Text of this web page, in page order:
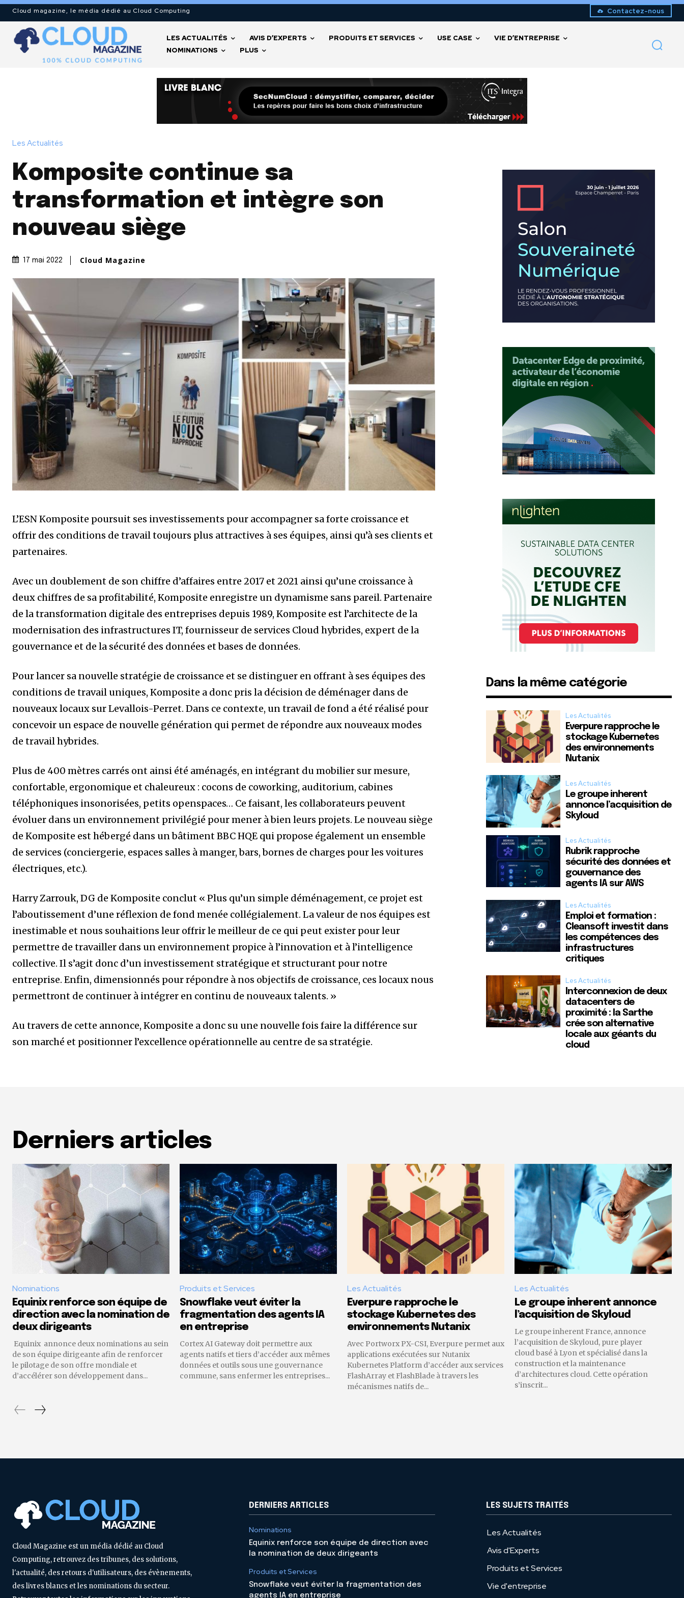
Cloud magazine, le média dédié au Cloud Computing Contactez-nous
LES ACTUALITÉS AVIS D’EXPERTS PRODUITS ET SERVICES USE CASE
VIE D’ENTREPRISE
NOMINATIONS
PLUS
Les Actualités
Komposite continue sa
transformation et intègre son
nouveau siège
17 mai 2022 Cloud Magazine
L’ESN Komposite poursuit ses investissements pour accompagner sa forte croissance et
offrir des conditions de travail toujours plus attractives à ses équipes, ainsi qu’à ses clients et
partenaires.
Avec un doublement de son chiffre d’affaires entre 2017 et 2021 ainsi qu’une croissance à
deux chiffres de sa profitabilité, Komposite enregistre un dynamisme sans pareil. Partenaire
de la transformation digitale des entreprises depuis 1989, Komposite est l’architecte de la
modernisation des infrastructures IT, fournisseur de services Cloud hybrides, expert de la
gouvernance et de la sécurité des données et bases de données.
Pour lancer sa nouvelle stratégie de croissance et se distinguer en offrant à ses équipes des
conditions de travail uniques, Komposite a donc pris la décision de déménager dans de
nouveaux locaux sur Levallois-Perret. Dans ce contexte, un travail de fond a été réalisé pour
concevoir un espace de nouvelle génération qui permet de répondre aux nouveaux modes
de travail hybrides.
Plus de 400 mètres carrés ont ainsi été aménagés, en intégrant du mobilier sur mesure,
confortable, ergonomique et chaleureux : cocons de coworking, auditorium, cabines
téléphoniques insonorisées, petits openspaces… Ce faisant, les collaborateurs peuvent
évoluer dans un environnement privilégié pour mener à bien leurs projets. Le nouveau siège
de Komposite est hébergé dans un bâtiment BBC HQE qui propose également un ensemble
de services (conciergerie, espaces salles à manger, bars, bornes de charges pour les voitures
électriques, etc.).
Harry Zarrouk, DG de Komposite conclut « Plus qu’un simple déménagement, ce projet est
l’aboutissement d’une réflexion de fond menée collégialement. La valeur de nos équipes est
inestimable et nous souhaitions leur offrir le meilleur de ce qui peut exister pour leur
permettre de travailler dans un environnement propice à l’innovation et à l’intelligence
collective. Il s’agit donc d’un investissement stratégique et structurant pour notre
entreprise. Enfin, dimensionnés pour répondre à nos objectifs de croissance, ces locaux nous
permettront de continuer à intégrer en continu de nouveaux talents. »
Au travers de cette annonce, Komposite a donc su une nouvelle fois faire la différence sur
son marché et positionner l’excellence opérationnelle au centre de sa stratégie.
Dans la même catégorie
Les Actualités
Everpure rapproche le
stockage Kubernetes
des environnements
Nutanix
Les Actualités
Le groupe inherent
annonce l’acquisition de
Skyloud
Les Actualités
Rubrik rapproche
sécurité des données et
gouvernance des
agents IA sur AWS
Les Actualités
Emploi et formation :
Cleansoft investit dans
les compétences des
infrastructures
critiques
Les Actualités
Interconnexion de deux
datacenters de
proximité : la Sarthe
crée son alternative
locale aux géants du
cloud
Derniers articles
Nominations
Equinix renforce son équipe de
direction avec la nomination de
deux dirigeants
Equinix annonce deux nominations au sein
de son équipe dirigeante afin de renforcer
le pilotage de son offre mondiale et
d’accélérer son développement dans...
Produits et Services
Snowflake veut éviter la
fragmentation des agents IA
en entreprise
Cortex AI Gateway doit permettre aux
agents natifs et tiers d’accéder aux mêmes
données et outils sous une gouvernance
commune, sans enfermer les entreprises...
Les Actualités
Everpure rapproche le
stockage Kubernetes des
environnements Nutanix
Avec Portworx PX-CSI, Everpure permet aux
applications exécutées sur Nutanix
Kubernetes Platform d’accéder aux services
FlashArray et FlashBlade à travers les
mécanismes natifs de...
Les Actualités
Le groupe inherent annonce
l’acquisition de Skyloud
Le groupe inherent France, annonce
l’acquisition de Skyloud, pure player
cloud basé à Lyon et spécialisé dans la
construction et la maintenance
d’architectures cloud. Cette opération
s’inscrit...
Cloud Magazine est un média dédié au Cloud
Computing, retrouvez des tribunes, des solutions,
l'actualité, des retours d'utilisateurs, des évènements,
des livres blancs et les nominations du secteur.
DERNIERS ARTICLES
Nominations
Equinix renforce son équipe de direction avec
la nomination de deux dirigeants
Produits et Services
Snowflake veut éviter la fragmentation des
agents IA en entreprise
LES SUJETS TRAITÉS
Les Actualités
Avis d'Experts
Produits et Services
Vie d'entreprise